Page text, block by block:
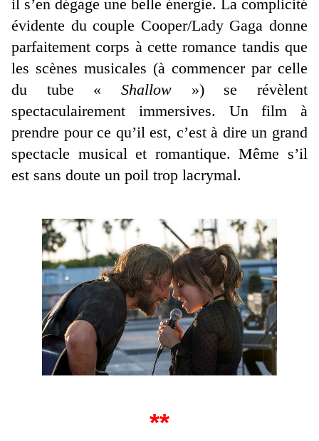
il s’en dégage une belle énergie. La complicité
évidente du couple Cooper/Lady Gaga donne
parfaitement corps à cette romance tandis que
les scènes musicales (à commencer par celle
du tube « Shallow ») se révèlent
spectaculairement immersives. Un film à
prendre pour ce qu’il est, c’est à dire un grand
spectacle musical et romantique. Même s’il
est sans doute un poil trop lacrymal.
**